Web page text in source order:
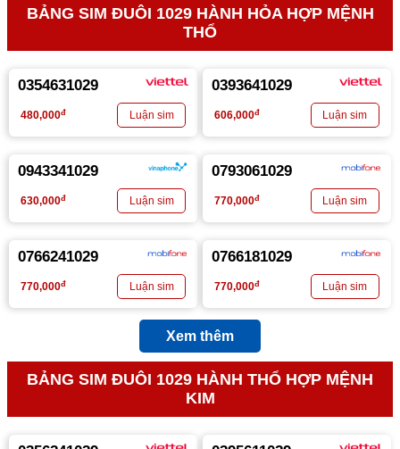
BẢNG SIM ĐUÔI 1029 HÀNH HỎA HỢP MỆNH
THỔ
0354631029
480,000đ
0393641029
606,000đ
0943341029
630,000đ
0793061029
770,000đ
0766241029
770,000đ
0766181029
770,000đ
Xem thêm
BẢNG SIM ĐUÔI 1029 HÀNH THỔ HỢP MỆNH
KIM